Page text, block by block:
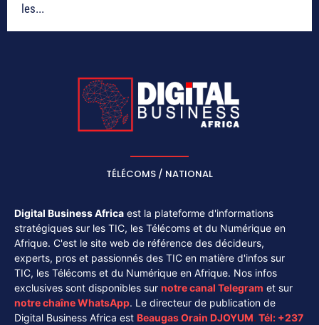
les...
TÉLÉCOMS / NATIONAL
Digital Business Africa est la plateforme d'informations
stratégiques sur les TIC, les Télécoms et du Numérique en
Afrique. C'est le site web de référence des décideurs,
experts, pros et passionnés des TIC en matière d'infos sur
TIC, les Télécoms et du Numérique en Afrique. Nos infos
exclusives sont disponibles sur notre canal Telegram et sur
notre chaîneWhatsApp. Le directeur de publication de
Digital Business Africa est Beaugas Orain DJOYUM. Tél: +237